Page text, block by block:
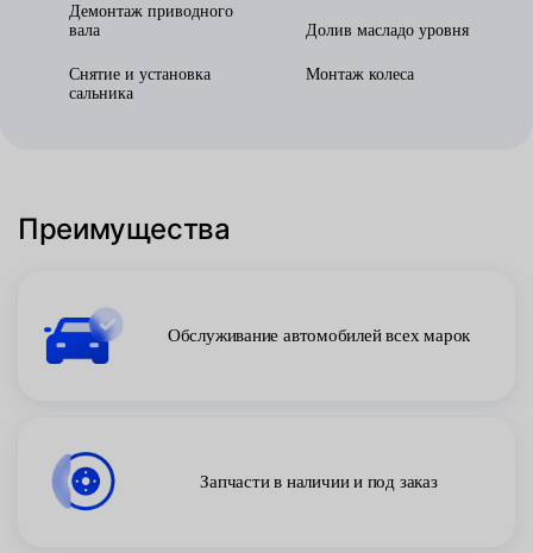
Демонтаж приводного
вала
Снятие и установка
сальника
Долив масладо уровня
Монтаж колеса
Преимущества
Обслуживание автомобилей всех марок
Запчасти в наличии и под заказ